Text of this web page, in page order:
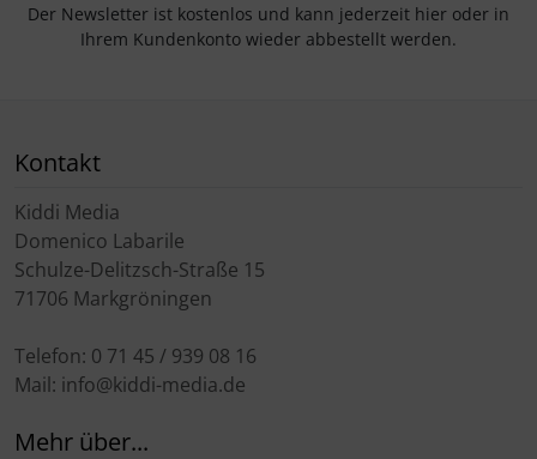
Der Newsletter ist kostenlos und kann jederzeit hier oder in
Ihrem Kundenkonto wieder abbestellt werden.
Kontakt
Kiddi Media
Domenico Labarile
Schulze-Delitzsch-Straße 15
71706 Markgröningen
Telefon: 0 71 45 / 939 08 16
Mail: info@kiddi-media.de
Mehr über...